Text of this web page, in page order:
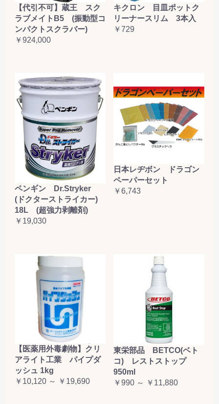
【代引不可】蔵王 スク
ラブメイトB5 (振動型コ
ンパクトスクラバー)
￥924,000
キクロン 目皿ポットク
リーナースリム 3本入
￥729
ペンギン Dr.Stryker
(ドクターストライカー)
18L (超強力剥離剤)
￥19,030
日本レヂボン ドラゴン
ペーパーセット
￥6,743
【医薬用外毒劇物】クリ
アライト工業 パイプダ
ッシュ 1kg
￥10,120 ～ ￥19,690
東栄部品 BETCO(ベト
コ) レストストップ
950ml
￥990 ～ ￥11,880